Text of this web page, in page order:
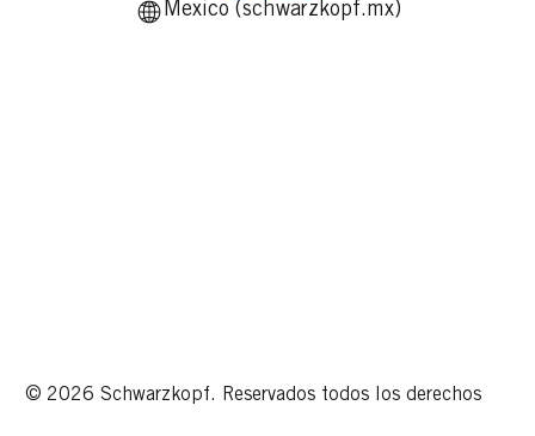
Mexico (schwarzkopf.mx)
© 2026 Schwarzkopf. Reservados todos los derechos